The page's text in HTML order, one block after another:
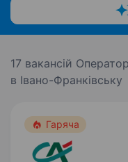
17 вакансій
в Івано-Франківську
Гаряча